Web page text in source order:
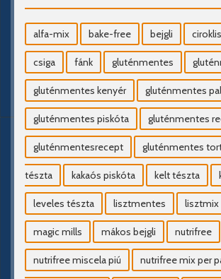
alfa-mix bake-free bejgli
csiga fánk gluténmentes
gluténmentes kenyér gluténmentes
gluténmentes piskóta gluténmentes
gluténmentesrecept gluténmentes
tészta kakaós piskóta kelt tészta
leveles tészta lisztmentes lisztmix
magic mills mákos bejgli nutrifree
nutrifree miscela piú nutrifree mix per